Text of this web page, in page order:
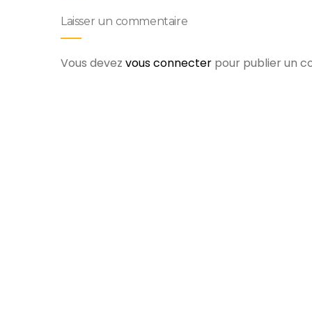
Laisser un commentaire
Vous devez vous connecter pour publier un